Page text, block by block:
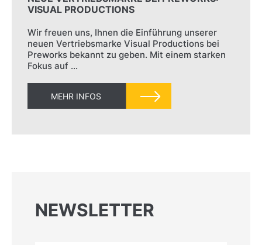
VISUAL PRODUCTIONS
Wir freuen uns, Ihnen die Einführung unserer
neuen Vertriebsmarke Visual Productions bei
Preworks bekannt zu geben. Mit einem starken
Fokus auf …
MEHR INFOS
NEWSLETTER